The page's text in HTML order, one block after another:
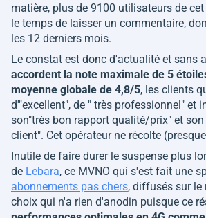
matière, plus de 9100 utilisateurs de
le temps de laisser un commentaire,
les 12 derniers mois.
Le constat est donc d'actualité et sans
accordent la note maximale de 5
moyenne globale de 4,8/5, les clients
d'"excellent", de " très professionnel" et
son"très bon rapport qualité/prix" et son
client". Cet opérateur ne récolte
Inutile de faire durer le suspense plus
de Lebara, ce MVNO qui s'est fait une
abonnements pas chers, diffusés sur le
choix qui n'a rien d'anodin puisque ce